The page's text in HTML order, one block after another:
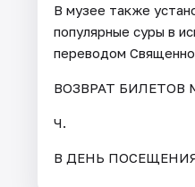
В музее также
популярные суры в
переводом
ВОЗВРАТ БИЛЕТОВ
Ч.
В ДЕНЬ